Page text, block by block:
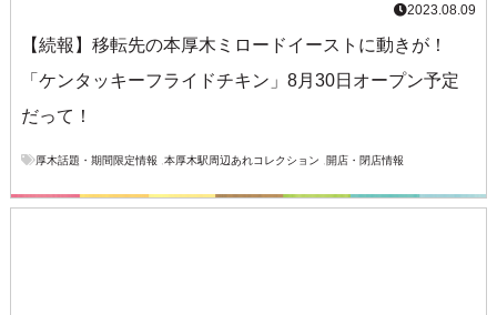
2023.08.09
【続報】移転先の本厚木ミロードイーストに動きが！
「ケンタッキーフライドチキン」8月30日オープン予定
だって！
厚木話題・期間限定情報 本厚木駅周辺あれコレクション 開店・閉店情報